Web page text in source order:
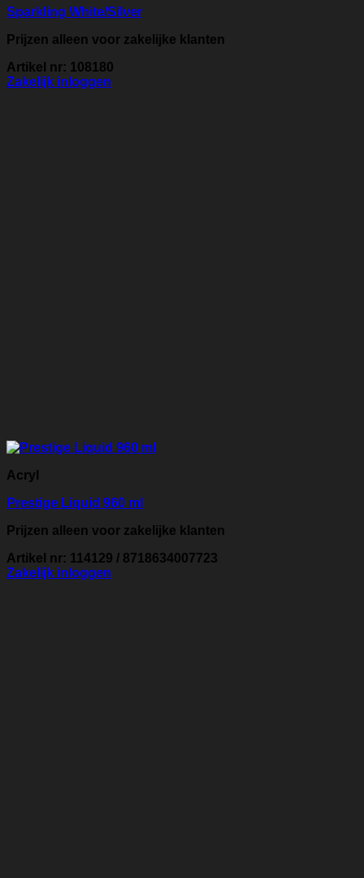
Sparkling White/Silver
Prijzen alleen voor zakelijke klanten
Artikel nr: 108180
Zakelijk inloggen
Acryl
Prestige Liquid 960 ml
Prijzen alleen voor zakelijke klanten
Artikel nr: 114129 / 8718634007723
Zakelijk inloggen